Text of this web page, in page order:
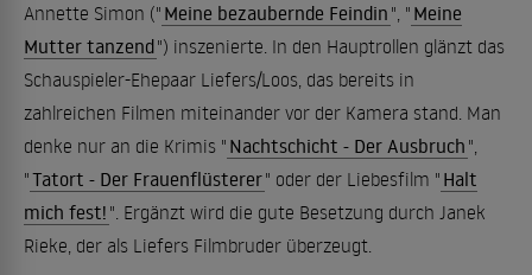
Annette Simon (" Meine bezaubernde Feindin ", " Meine
Mutter tanzend") inszenierte. In den Hauptrollen glänzt das
Schauspieler-Ehepaar Liefers/Loos, das bereits in
zahlreichen Filmen miteinander vor der Kamera stand. Man
denke nur an die Krimis " Nachtschicht - Der Ausbruch ",
"Tatort - Der Frauenflüsterer" oder der Liebesfilm " Halt
mich fest! ". Ergänzt wird die gute Besetzung durch Janek
Rieke, der als Liefers Filmbruder überzeugt.